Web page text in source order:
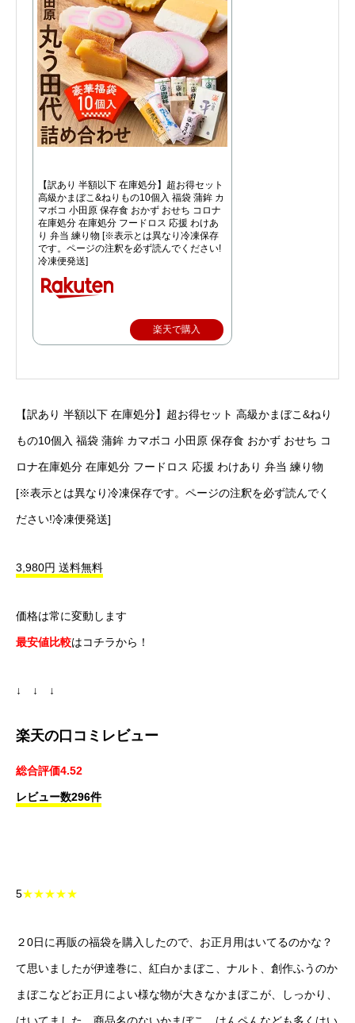
【訳あり 半額以下 在庫処分】超お得セット
高級かまぼこ&ねりもの10個入 福袋 蒲鉾 カ
マボコ 小田原 保存食 おかず おせち コロナ
在庫処分 在庫処分 フードロス 応援 わけあ
り 弁当 練り物 [※表示とは異なり冷凍保存
です。ページの注釈を必ず読んでください!
冷凍便発送]
楽天で購入
【訳あり 半額以下 在庫処分】超お得セット 高級かまぼこ&ねり
もの10個入 福袋 蒲鉾 カマボコ 小田原 保存食 おかず おせち コ
ロナ在庫処分 在庫処分 フードロス 応援 わけあり 弁当 練り物
[※表示とは異なり冷凍保存です。ページの注釈を必ず読んでく
ださい!冷凍便発送]
3,980円 送料無料
価格は常に変動します
最安値比較はコチラから！
↓ ↓ ↓
楽天の口コミレビュー
総合評価4.52
レビュー数296件
5★★★★★
２0日に再販の福袋を購入したので、お正月用はいてるのかな？
て思いましたが伊達巻に、紅白かまぼこ、ナルト、創作ふうのか
まぼこなどお正月によい様な物が大きなかまぼこが、しっかり、